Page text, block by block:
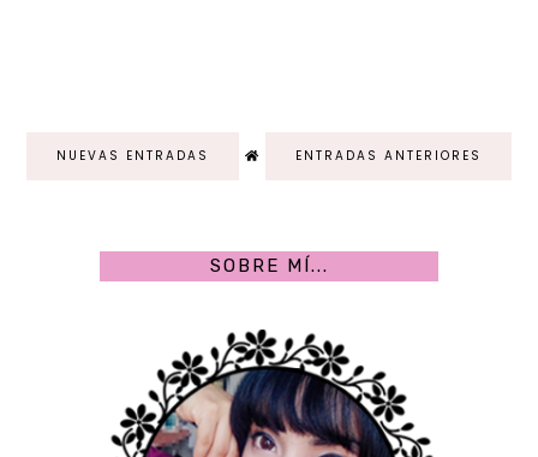
NUEVAS ENTRADAS ENTRADAS ANTERIORES
SOBRE MÍ...